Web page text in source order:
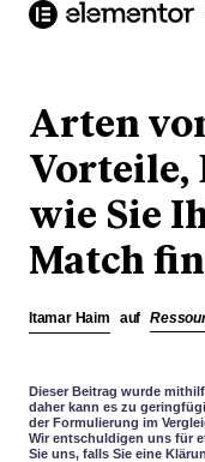
springen
Arten
Vorteile,
wie Sie
Match
Itamar Haim auf
Dieser Beitrag wurde
daher kann es zu
der Formulierung im
Wir entschuldigen uns für
Sie uns, falls Sie eine